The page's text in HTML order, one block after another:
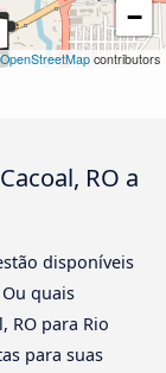
−
OpenStreetMap contributors
RO a
disponíveis
quais
RO para Rio
para suas